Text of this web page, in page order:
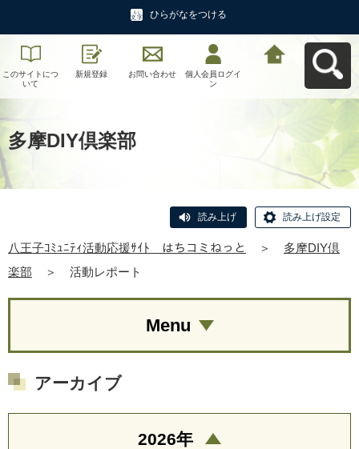
ひらがなをつける
このサイトにつ
いて
新規登録 お問い合わせ
個人会員ログイ
ン
多摩DIY倶楽部
読み上げ 読み上げ設定
八王子ｺﾐｭﾆﾃｨ活動応援ｻｲﾄ はちコミねっと ＞
多摩DIY倶
楽部
＞ 活動レポート
Menu
アーカイブ
2026年